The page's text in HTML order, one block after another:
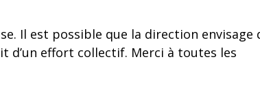
Il est possible que la direction envisage
d’un effort collectif. Merci à toutes les